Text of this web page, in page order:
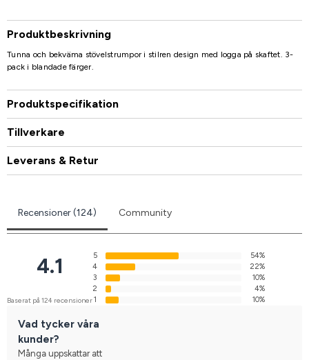
Produktbeskrivning
Tunna och bekväma stövelstrumpor i stilren design med logga på skaftet. 3-
pack i blandade färger.
Produktspecifikation
Tillverkare
Leverans & Retur
Recensioner (124) Community
4.1
Baserat på 124 recensioner
5
54%
4
22%
3
10%
2
4%
1
10%
Vad tycker våra
kunder?
Många uppskattar att